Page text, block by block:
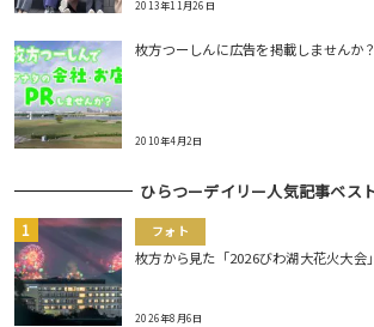
2013年11月26日
枚方つーしんに広告を掲載しませんか
2010年4月2日
ひらつーデイリー人気記事ベス
フォト
枚方から見た「2026びわ湖大花火大会」
2026年8月6日